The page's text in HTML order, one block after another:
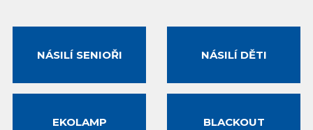
NÁSILÍ SENIOŘI NÁSILÍ DĚTI
EKOLAMP BLACKOUT